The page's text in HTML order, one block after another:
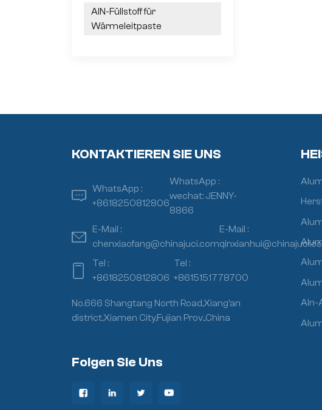
AlN-Füllstoff für
Wärmeleitpaste
KONTAKTIEREN SIE UNS
WhatsApp :
+8618250812806
WhatsApp :
wechat: JENNY-
8866
E-Mail :
chenxiaofang@chinajuci.com
E-Mail :
Tel :
+8618250812806
Tel :
+8615151778700
No.666 Shangtang North Road,Xiang’an
district,Xiamen City,Fujian Prov.,China
Folgen Sie Uns
Aln-